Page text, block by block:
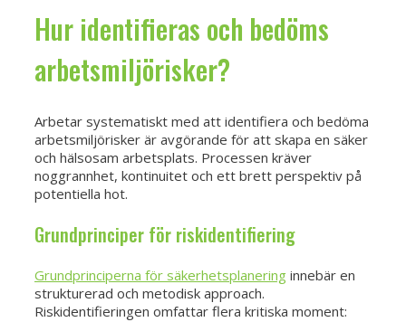
Hur identifieras och bedöms
arbetsmiljörisker?
Arbetar systematiskt med att identifiera och bedöma
arbetsmiljörisker är avgörande för att skapa en säker
och hälsosam arbetsplats. Processen kräver
noggrannhet, kontinuitet och ett brett perspektiv på
potentiella hot.
Grundprinciper för riskidentifiering
Grundprinciperna för säkerhetsplanering innebär en
strukturerad och metodisk approach.
Riskidentifieringen omfattar flera kritiska moment: